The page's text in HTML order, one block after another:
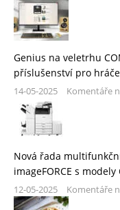
Genius na veletrhu
příslušenství pro
14-05-2025 Komentáře
Nová řada
imageFORCE s modely
12-05-2025 Komentáře